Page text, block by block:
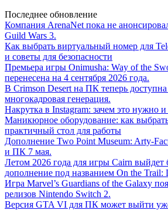
Последнее обновление
Компания ArenaNet пока не
Guild Wars 3.
Как выбрать виртуальный номер для
и советы для безопасности
Премьера игры Onimusha: Way of the
перенесена на 4 сентября 2026 года.
В Crimson Desert на ПК теперь
многокадровая генерация.
Накрутка в Instagram: зачем это нужно и
Маникюрное оборудование: как
практичный стол для работы
Дополнение Two Point Museum: Arty-
и ПК 7 мая.
Летом 2026 года для игры Cairn выйдет
дополнение под названием On the Trail:
Игра Marvel’s Guardians of the Galaxy
релизов Nintendo Switch 2.
Версия GTA VI для ПК может выйти